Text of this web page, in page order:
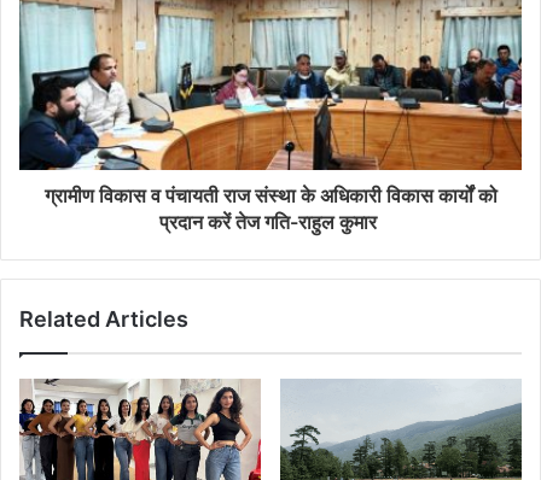
ग्रामीण विकास व पंचायती राज संस्था के अधिकारी विकास कार्यों को
प्रदान करें तेज गति-राहुल कुमार
Related Articles